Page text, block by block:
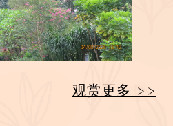
观赏更多 >>